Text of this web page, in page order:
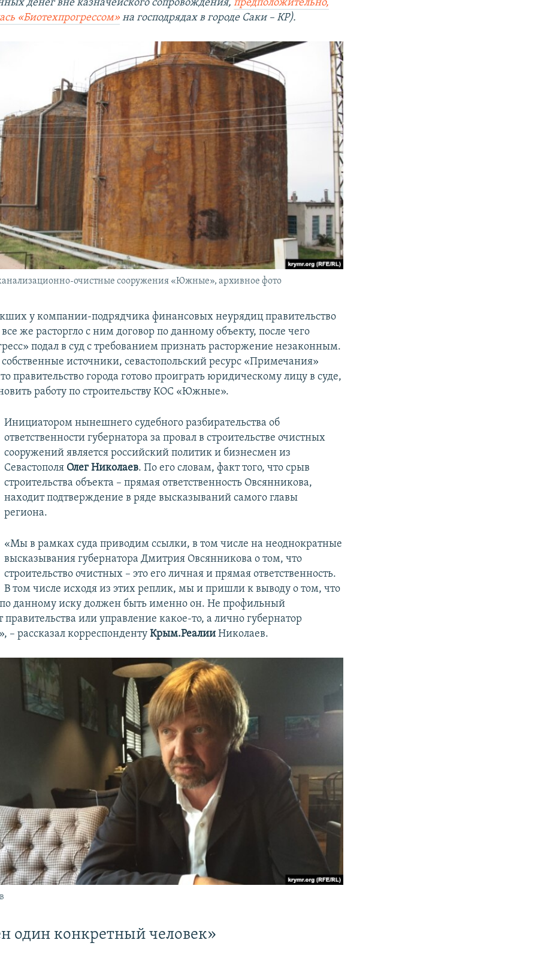
денег вне казначейского сопровождения,предположительно,
«Биотехпрогрессом» на господрядах в городе Саки – КР).
очистные сооружения «Южные», архивное фото
у компании-подрядчика финансовых неурядиц правительство
все же расторгло с ним договор по данному объекту, после чего
подал в суд с требованием признать расторжение незаконным.
источники, севастопольский ресурс «Примечания»
правительство города готово проиграть юридическому лицу в суде,
работу по строительству КОС «Южные».
Инициатором нынешнего судебного разбирательства об
ответственности губернатора за провал в строительстве очистных
сооружений является российский политик и бизнесмен из
Севастополя Олег Николаев. По его словам, факт того, что срыв
строительства объекта – прямая ответственность Овсянникова,
находит подтверждение в ряде высказываний самого главы
региона.
«Мы в рамках суда приводим ссылки, в том числе на неоднократные
высказывания губернатора Дмитрия Овсянникова о том, что
строительство очистных – это его личная и прямая ответственность.
В том числе исходя из этих реплик, мы и пришли к выводу о том, что
данному иску должен быть именно он. Не профильный
правительства или управление какое-то, а лично губернатор
– рассказал корреспондентуКрым.Реалии Николаев.
один конкретный человек»